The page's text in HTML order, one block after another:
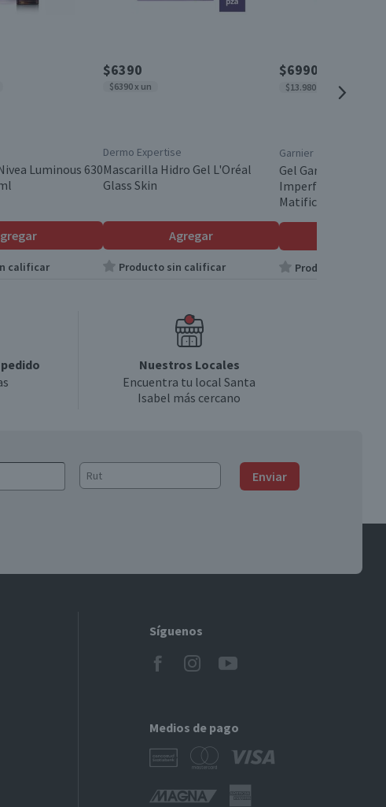
Luminous 630
calificar
$6390
$6390 x un
Dermo Expertise
Mascarilla Hidro Gel L'Oréal
Glass Skin
Agregar
Producto sin calificar
$6990
$13.980 x 100ml
Garnier
Gel Garnier
Imperfecciones Air
Matificante 50 ml
Producto sin
Nuestros Locales
Encuentra tu local Santa
Isabel más cercano
Enviar
Síguenos
Medios de pago